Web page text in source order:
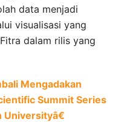
data menjadi
visualisasi yang
dalam rilis yang
Mengadakan
Summit Series